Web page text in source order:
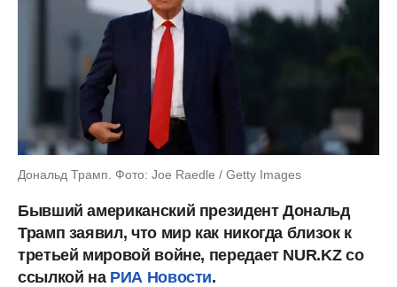
Дональд Трамп. Фото: Joe Raedle / Getty Images
Бывший американский президент Дональд
Трамп заявил, что мир как никогда близок к
третьей мировой войне, передает NUR.KZ со
ссылкой на РИА Новости.